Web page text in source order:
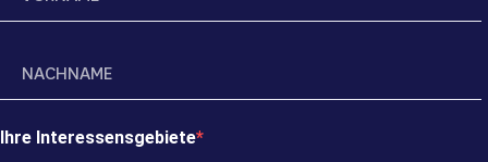
Ihre Interessensgebiete